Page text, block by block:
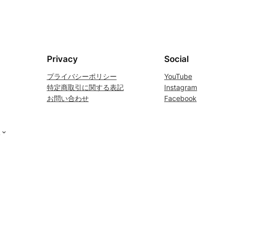
Privacy
プライバシーポリシー
特定商取引に関する表記
お問い合わせ
Social
YouTube
Instagram
Facebook